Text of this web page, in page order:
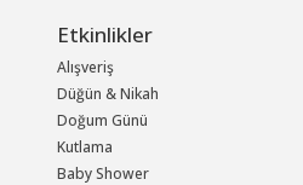
Etkinlikler
Alışveriş
Düğün & Nikah
Doğum Günü
Kutlama
Baby Shower